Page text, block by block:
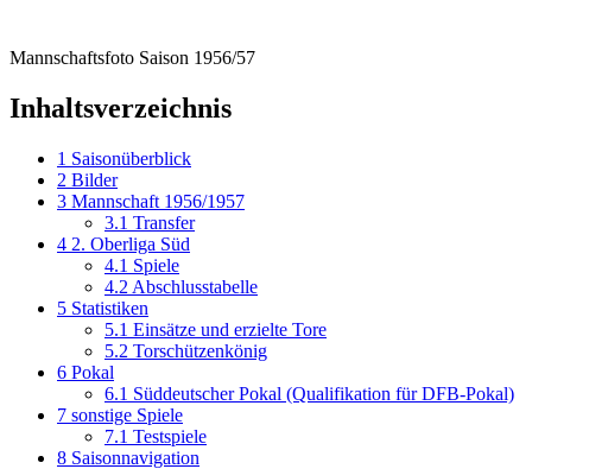
Mannschaftsfoto Saison 1956/57
Inhaltsverzeichnis
1 Saisonüberblick
2 Bilder
3 Mannschaft 1956/1957
3.1 Transfer
4 2. Oberliga Süd
4.1 Spiele
4.2 Abschlusstabelle
5 Statistiken
5.1 Einsätze und erzielte Tore
5.2 Torschützenkönig
6 Pokal
6.1 Süddeutscher Pokal (Qualifikation für DFB-Pokal)
7 sonstige Spiele
7.1 Testspiele
8 Saisonnavigation